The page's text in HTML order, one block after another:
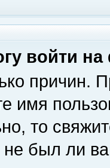
войти
причин.
имя
то
не был ли